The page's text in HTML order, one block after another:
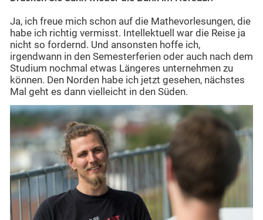
Ja, ich freue mich schon auf die Mathevorlesungen, die
habe ich richtig vermisst. Intellektuell war die Reise ja
nicht so fordernd. Und ansonsten hoffe ich,
irgendwann in den Semesterferien oder auch nach dem
Studium nochmal etwas Längeres unternehmen zu
können. Den Norden habe ich jetzt gesehen, nächstes
Mal geht es dann vielleicht in den Süden.